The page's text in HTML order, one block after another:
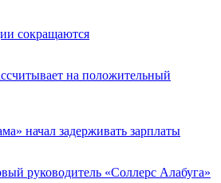
сокращаются
на положительный
начал задерживать зарплаты
руководитель «Соллерс Алабуга»